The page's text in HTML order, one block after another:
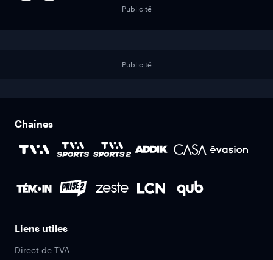
Publicité
Publicité
Chaînes
Liens utiles
Direct de TVA